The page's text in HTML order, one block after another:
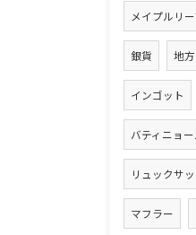
メイプルリ
銀貨 地
インゴット
バティニョ
リュックサ
マフラー